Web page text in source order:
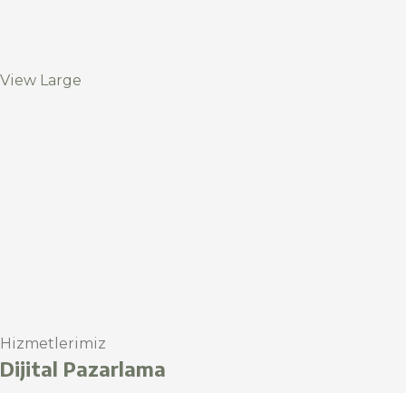
View Large
Hizmetlerimiz
Dijital Pazarlama